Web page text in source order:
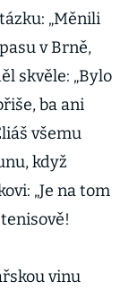
„Měnili
v Brně,
skvěle: „Bylo
ba ani
všemu
když
„Je na tom
vinu